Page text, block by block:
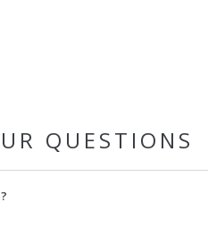
QUESTIONS